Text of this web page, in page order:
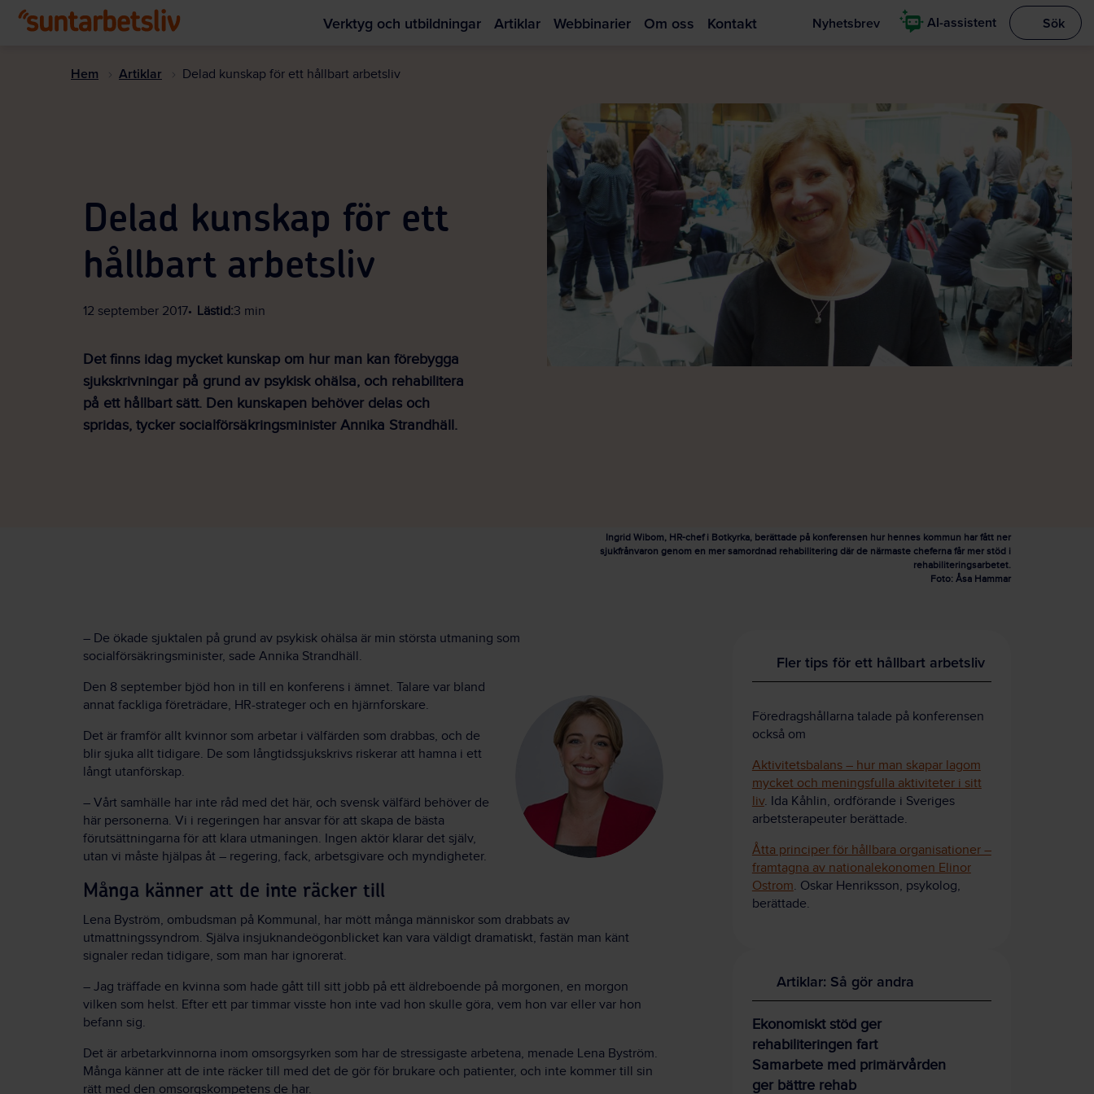
Verktyg och utbildningar Artiklar Webbinarier Om oss Kontakt Nyhetsbrev AI-assistent Visa
Sök
Hem Artiklar Delad kunskap för ett hållbart arbetsliv
Delad kunskap för ett
hållbart arbetsliv
12 september 2017 Lästid:3 min
Det finns idag mycket kunskap om hur man kan förebygga
sjukskrivningar på grund av psykisk ohälsa, och rehabilitera
på ett hållbart sätt. Den kunskapen behöver delas och
spridas, tycker socialförsäkringsminister Annika Strandhäll.
Ingrid Wibom, HR-chef i Botkyrka, berättade på konferensen hur hennes kommun har fått ner
sjukfrånvaron genom en mer samordnad rehabilitering där de närmaste cheferna får mer stöd i
rehabiliteringsarbetet.
Foto: Åsa Hammar
– De ökade sjuktalen på grund av psykisk ohälsa är min största utmaning som
socialförsäkringsminister, sade Annika Strandhäll.
Den 8 september bjöd hon in till en konferens i ämnet. Talare var bland
annat fackliga företrädare, HR-strateger och en hjärnforskare.
Det är framför allt kvinnor som arbetar i välfärden som drabbas, och de
blir sjuka allt tidigare. De som långtidssjukskrivs riskerar att hamna i ett
långt utanförskap.
– Vårt samhälle har inte råd med det här, och svensk välfärd behöver de
här personerna. Vi i regeringen har ansvar för att skapa de bästa
förutsättningarna för att klara utmaningen. Ingen aktör klarar det själv,
utan vi måste hjälpas åt – regering, fack, arbetsgivare och myndigheter.
Många känner att de inte räcker till
Lena Byström, ombudsman på Kommunal, har mött många människor som drabbats av
utmattningssyndrom. Själva insjuknandeögonblicket kan vara väldigt dramatiskt, fastän man känt
signaler redan tidigare, som man har ignorerat.
– Jag träffade en kvinna som hade gått till sitt jobb på ett äldreboende på morgonen, en morgon
vilken som helst. Efter ett par timmar visste hon inte vad hon skulle göra, vem hon var eller var hon
befann sig.
Det är arbetarkvinnorna inom omsorgsyrken som har de stressigaste arbetena, menade Lena Byström.
Många känner att de inte räcker till med det de gör för brukare och patienter, och inte kommer till sin
rätt med den omsorgskompetens de har.
Fler tips för ett hållbart arbetsliv
Föredragshållarna talade på konferensen
också om
Aktivitetsbalans – hur man skapar lagom
mycket och meningsfulla aktiviteter i sitt
liv. Ida Kåhlin, ordförande i Sveriges
arbetsterapeuter berättade.
Åtta principer för hållbara organisationer –
framtagna av nationalekonomen Elinor
Ostrom. Oskar Henriksson, psykolog,
berättade.
Artiklar: Så gör andra
Ekonomiskt stöd ger
rehabiliteringen fart
Samarbete med primärvården
ger bättre rehab